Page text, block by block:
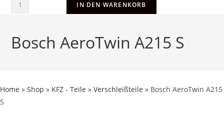
IN DEN WARENKORB
Bosch AeroTwin A215 S
Home » Shop » KFZ - Teile » Verschleißteile » Bosch AeroTwin A215
S